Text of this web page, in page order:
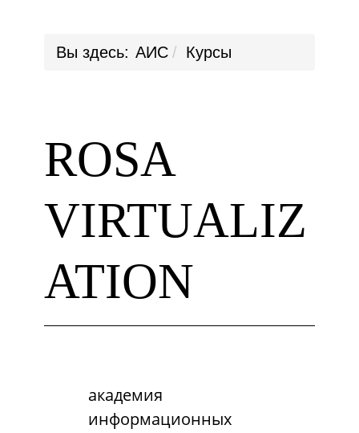
Вы здесь: АИС Курсы
ROSA
VIRTUALIZ
ATION
академия
информационных